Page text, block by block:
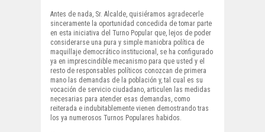
Antes de nada, Sr. Alcalde, quisiéramos agradecerle
sinceramente la oportunidad concedida de tomar parte
en esta iniciativa del Turno Popular que, lejos de poder
considerarse una pura y simple maniobra política de
maquillaje democrático institucional, se ha configurado
ya en imprescindible mecanismo para que usted y el
resto de responsables políticos conozcan de primera
mano las demandas de la población y, tal cual es su
vocación de servicio ciudadano, articulen las medidas
necesarias para atender esas demandas, como
reiterada e indubitablemente vienen demostrando tras
los ya numerosos Turnos Populares habidos.